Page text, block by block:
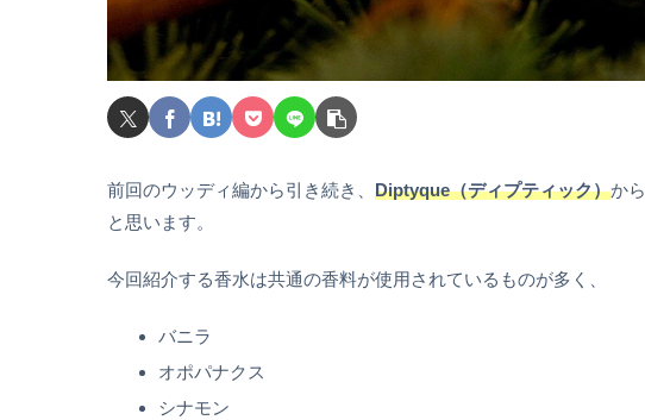
前回のウッディ編から引き続き、 Diptyque（ディプティック）から
と思います。
今回紹介する香水は共通の香料が使用されているものが多く、
バニラ
オポパナクス
シナモン